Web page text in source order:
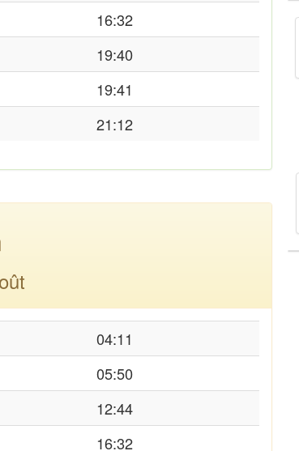
16:32
19:40
19:41
21:12
04:11
05:50
12:44
16:32